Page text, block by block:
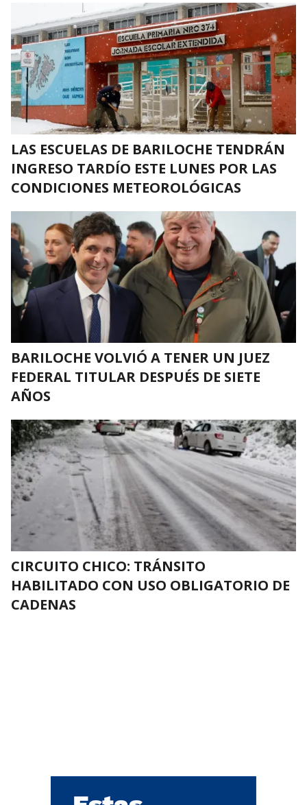
LAS ESCUELAS DE BARILOCHE TENDRÁN
INGRESO TARDÍO ESTE LUNES POR LAS
CONDICIONES METEOROLÓGICAS
BARILOCHE VOLVIÓ A TENER UN JUEZ
FEDERAL TITULAR DESPUÉS DE SIETE
AÑOS
CIRCUITO CHICO: TRÁNSITO
HABILITADO CON USO OBLIGATORIO DE
CADENAS